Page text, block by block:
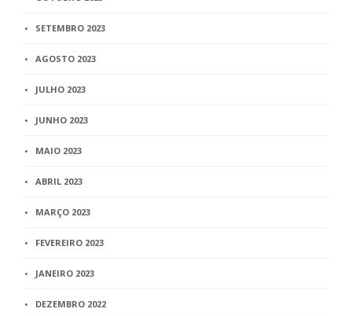
SETEMBRO 2023
AGOSTO 2023
JULHO 2023
JUNHO 2023
MAIO 2023
ABRIL 2023
MARÇO 2023
FEVEREIRO 2023
JANEIRO 2023
DEZEMBRO 2022